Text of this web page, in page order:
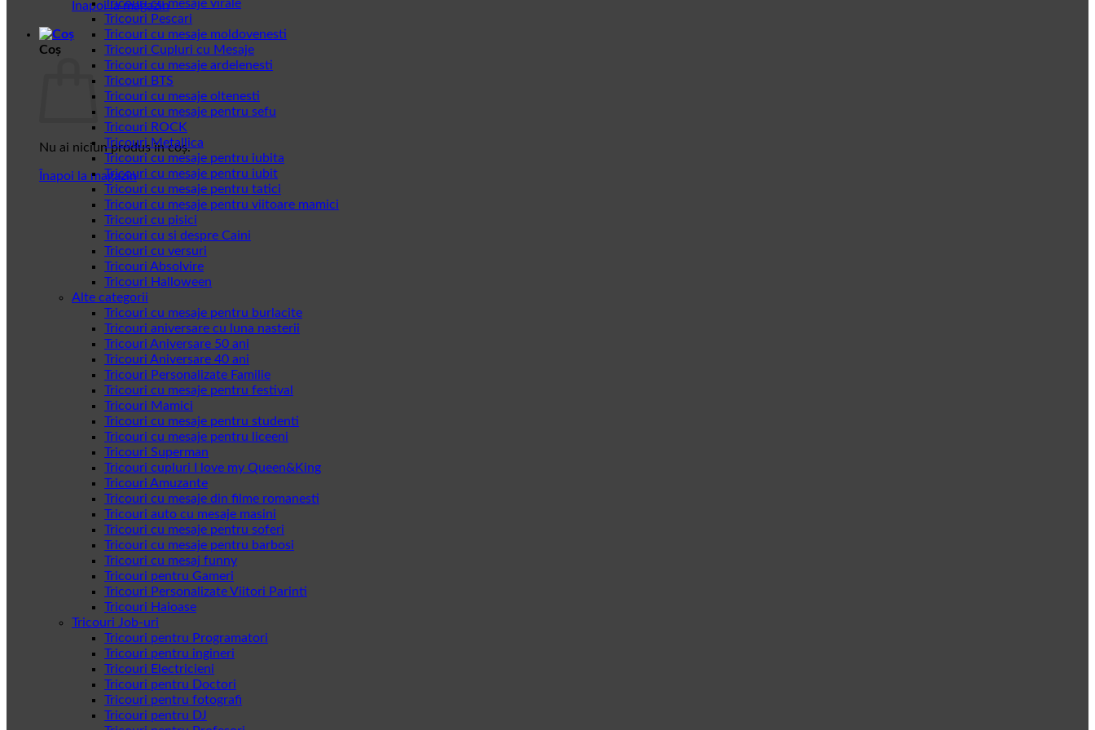
Înapoi la magazin
Coș
Nu ai niciun produs în coș.
Înapoi la magazin
Tricouri cu mesaje virale
Tricouri Pescari
Tricouri cu mesaje moldovenesti
Tricouri Cupluri cu Mesaje
Tricouri cu mesaje ardelenesti
Tricouri BTS
Tricouri cu mesaje oltenesti
Tricouri cu mesaje pentru sefu
Tricouri ROCK
Tricouri Metallica
Tricouri cu mesaje pentru iubita
Tricouri cu mesaje pentru iubit
Tricouri cu mesaje pentru tatici
Tricouri cu mesaje pentru viitoare mamici
Tricouri cu pisici
Tricouri cu si despre Caini
Tricouri cu versuri
Tricouri Absolvire
Tricouri Halloween
Alte categorii
Tricouri cu mesaje pentru burlacite
Tricouri aniversare cu luna nasterii
Tricouri Aniversare 50 ani
Tricouri Aniversare 40 ani
Tricouri Personalizate Familie
Tricouri cu mesaje pentru festival
Tricouri Mamici
Tricouri cu mesaje pentru studenti
Tricouri cu mesaje pentru liceeni
Tricouri Superman
Tricouri cupluri I love my Queen&King
Tricouri Amuzante
Tricouri cu mesaje din filme romanesti
Tricouri auto cu mesaje masini
Tricouri cu mesaje pentru soferi
Tricouri cu mesaje pentru barbosi
Tricouri cu mesaj funny
Tricouri pentru Gameri
Tricouri Personalizate Viitori Parinti
Tricouri Haioase
Tricouri Job-uri
Tricouri pentru Programatori
Tricouri pentru ingineri
Tricouri Electricieni
Tricouri pentru Doctori
Tricouri pentru fotografi
Tricouri pentru DJ